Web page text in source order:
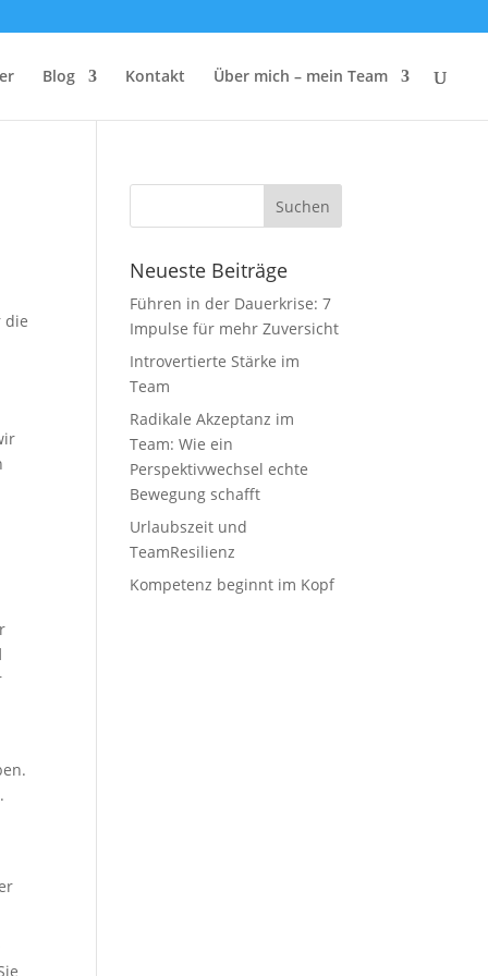
Blog Kontakt Über mich – mein Team
Neueste Beiträge
Führen in der Dauerkrise: 7
Impulse für mehr Zuversicht
Introvertierte Stärke im
Team
Radikale Akzeptanz im
Team: Wie ein
Perspektivwechsel echte
Bewegung schafft
Urlaubszeit und
TeamResilienz
Kompetenz beginnt im Kopf